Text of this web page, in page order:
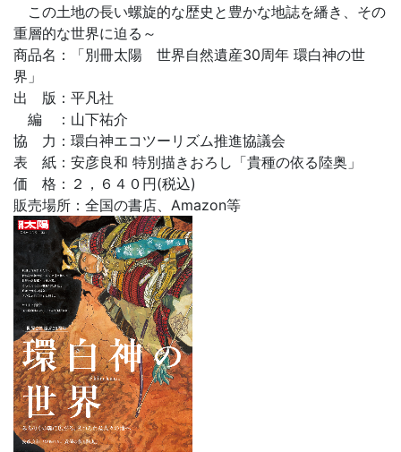
この土地の長い螺旋的な歴史と豊かな地誌を繙き、その
重層的な世界に迫る～
商品名：「別冊太陽 世界自然遺産30周年 環白神の世
界」
出 版：平凡社
編 ：山下祐介
協 力：環白神エコツーリズム推進協議会
表 紙：安彦良和 特別描きおろし「貴種の依る陸奥」
価 格：２，６４０円(税込)
販売場所：全国の書店、Amazon等